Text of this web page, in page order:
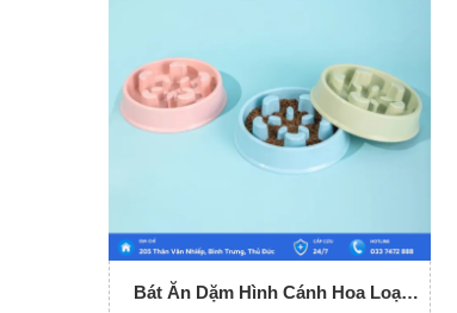
Bát Ăn Dặm Hình Cánh Hoa Loại